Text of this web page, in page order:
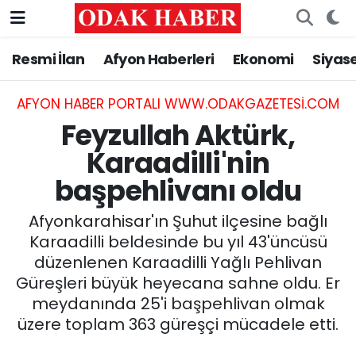
Resmi İlan Afyon Haberleri Ekonomi
AFYON HABER PORTALI WWW.ODAKGAZETESI.COM
Feyzullah Aktürk,
Karaadilli'nin
başpehlivanı oldu
Afyonkarahisar'ın Şuhut ilçesine bağlı
Karaadilli beldesinde bu yıl 43'üncüsü
düzenlenen Karaadilli Yağlı Pehlivan
Güreşleri büyük heyecana sahne oldu. Er
meydanında 25'i başpehlivan olmak
üzere toplam 363 güreşçi mücadele etti.
AFYONKARAHİSAR HABERLERİ
Resmi İlan
ASAYİŞ
GÜNCEL
SİYASET
EĞİTİM
MAGAZİN
Nöbetçi Eczaneler
Hava Durumu
Trafik Durumu
Süper Lig Puan Durumu ve Fikstür
Tüm Manşetler
Son Dakika Haberleri
Haber Arşivi